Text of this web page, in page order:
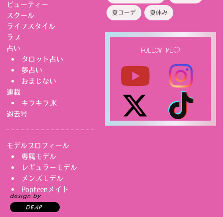
ビューティー
スクール
ライフスタイル
ラブ
占い
タロット占い
夢占い
おまじない
連載
キラキラJK
過去号
モデルプロフィール
専属モデル
レギュラーモデル
メンズモデル
Popteenメイト
夏コーデ 夏休み
FOLLOW ME♡